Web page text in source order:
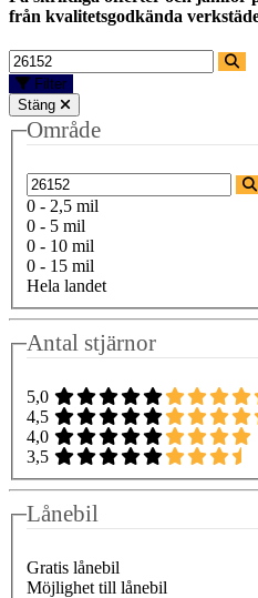
från kvalitetsgodkända
Filter
Stäng
Område
0 - 2,5 mil
0 - 5 mil
0 - 10 mil
0 - 15 mil
Hela landet
Antal stjärnor
5,0
4,5
4,0
3,5
Lånebil
Gratis lånebil
Möjlighet till lånebil